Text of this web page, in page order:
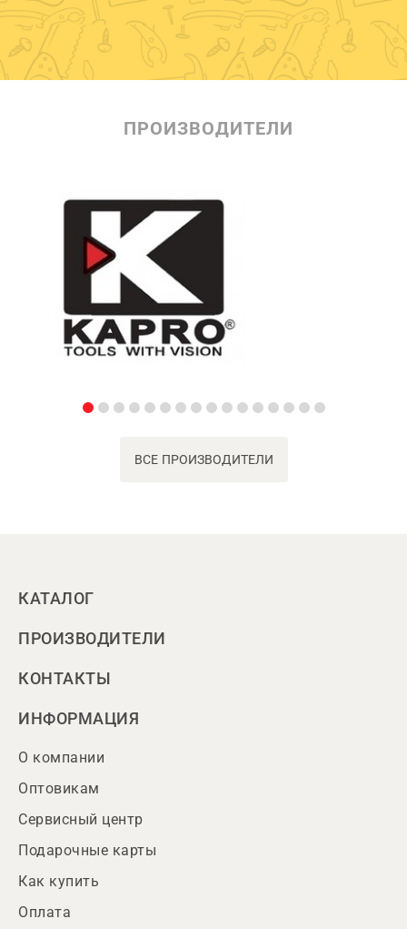
ПРОИЗВОДИТЕЛИ
ВСЕ ПРОИЗВОДИТЕЛИ
КАТАЛОГ
ПРОИЗВОДИТЕЛИ
КОНТАКТЫ
ИНФОРМАЦИЯ
О компании
Оптовикам
Сервисный центр
Подарочные карты
Как купить
Оплата